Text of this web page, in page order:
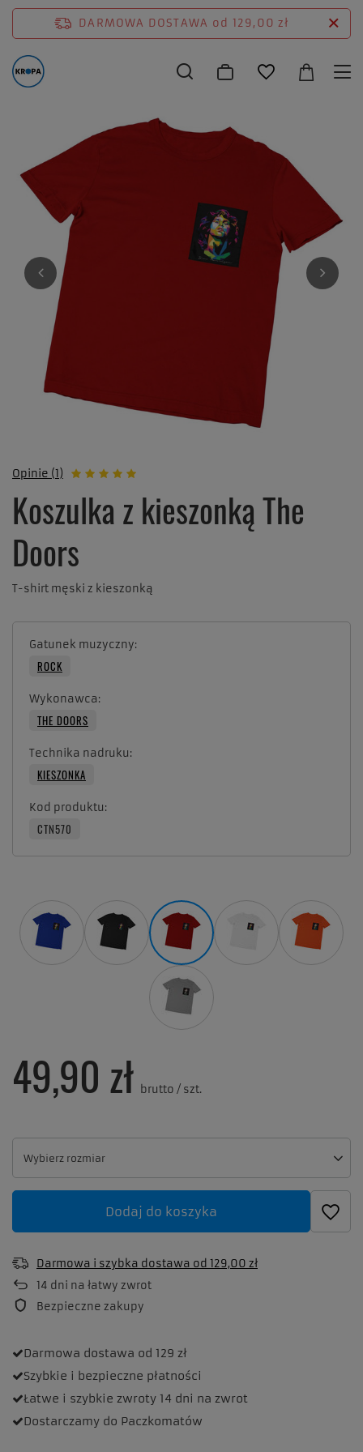
DARMOWA DOSTAWA od 129,00 zł
Opinie (1)
Koszulka z kieszonką The
Doors
T-shirt męski z kieszonką
Gatunek muzyczny
ROCK
Wykonawca
THE DOORS
Technika nadruku
KIESZONKA
Kod produktu
CTN570
Wybierz rozmiar
Wybierz rozmiar
49,90 zł brutto / szt.
Dodaj do koszyka
Darmowa i szybka dostawa od 129,00 zł
14 dni na łatwy zwrot
Bezpieczne zakupy
Darmowa dostawa od 129 zł
Szybkie i bezpieczne płatności
Łatwe i szybkie zwroty 14 dni na zwrot
Dostarczamy do Paczkomatów